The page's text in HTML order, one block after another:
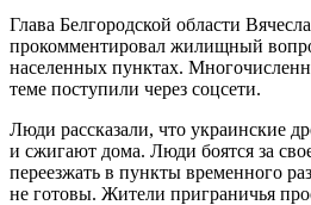
Глава Белгородской области
прокомментировал жилищный
населенных пунктах.
теме поступили через соцсети.
Люди рассказали, что украинские
и сжигают дома. Люди боятся за
переезжать в пункты временного
не готовы. Жители приграничья